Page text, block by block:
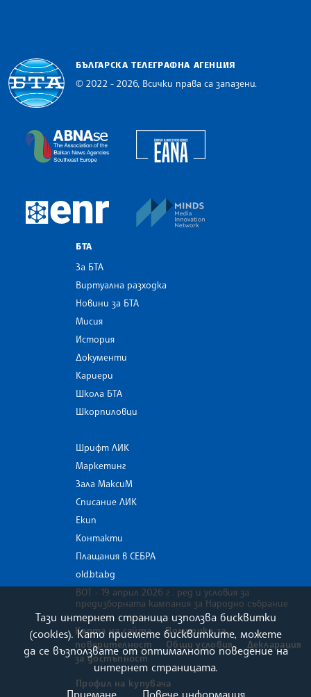
БЪЛГАРСКА ТЕЛЕГРАФНА АГЕНЦИЯ
© 2022 - 2026, Всички права са запазени.
The Assocoation of the Balkan News Agencies
European Newsroom
БТА
За БТА
Виртуална разходка
Новини за БТА
Мисия
История
Документи
Кариери
Школа БТА
Шкорпиловци
Шрифт ЛИК
Маркетинг
Зала МаксиМ
Списание ЛИК
Екип
Контакти
Плащания в СЕБРА
old.bta.bg
ВОТ - 19 април 2026 г . ред и условия за
предизборната кампания за Народно събрание
Карта на сайта
Политика за
поверителност
Общи условия
Декларация
за достъпност
Профил на купувача
Тази интернет страница използва бисквитки
(cookies). Като приемете бисквитките, можете
да се възползвате от оптималното поведение на
интернет страницата.
Приемане
Повече информация